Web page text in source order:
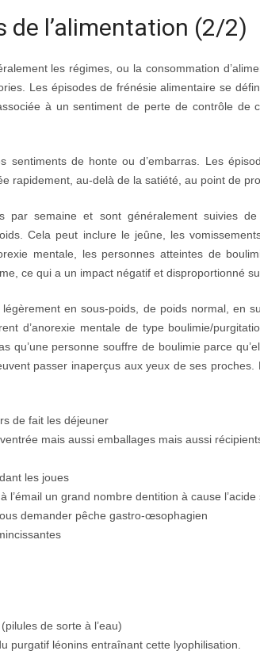
de l’alimentation (2/2)
les régimes, ou la consommation
Les épisodes de frénésie alimentaire se
à un sentiment de perte de contrôle de
sentiments de honte ou d’embarras. Les
rapidement, au-delà de la satiété, au point de
semaine et sont généralement suivies
Cela peut inclure le jeûne, les
mentale, les personnes atteintes de
ce qui a un impact négatif et disproportionné
en sous-poids, de poids normal, en
d’anorexie mentale de type boulimie/
qu’une personne souffre de boulimie parce
passer inaperçus aux yeux de ses proches.
de fait les déjeuner
mais aussi emballages mais aussi
les joues
un grand nombre dentition à cause l’acide
demander pêche gastro-œsophagien
de sorte à l’eau)
purgatif léonins entraînant cette lyophilisation.